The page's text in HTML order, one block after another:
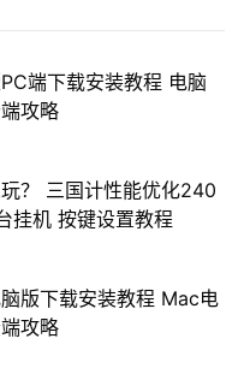
端下载安装教程 电脑
攻略
？ 三国计性能优化240
挂机 按键设置教程
版下载安装教程 Mac电
攻略